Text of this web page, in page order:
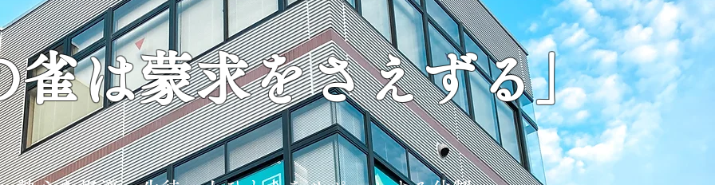
雀は蒙求をさえずる」